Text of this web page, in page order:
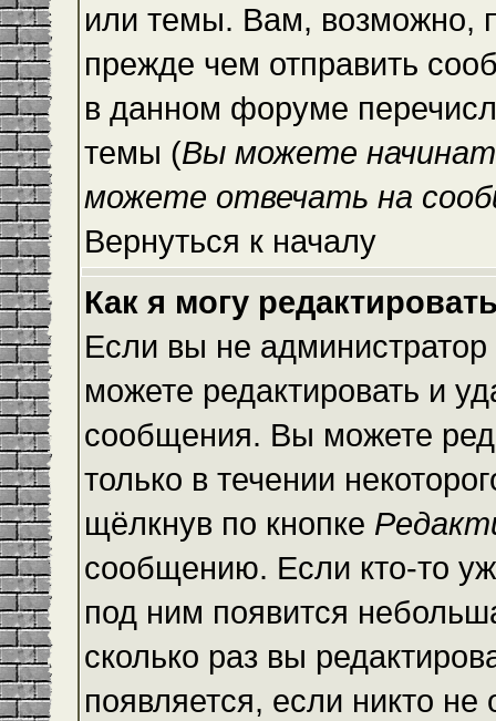
или темы. Вам, возможно,
прежде чем отправить
в данном форуме
темы (Вы можете
можете отвечать на
Вернуться к началу
Как я могу
Если вы не
можете редактировать и
сообщения. Вы можете
только в течении
щёлкнув по кнопке
сообщению. Если кто-то
под ним появится
сколько раз вы
появляется, если никто